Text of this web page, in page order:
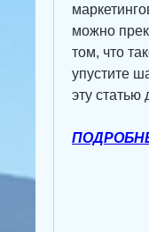
можно
том, что
упустите
эту статью